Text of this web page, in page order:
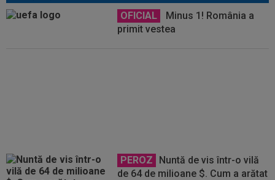
OFICIAL
Minus 1! România a
primit vestea
PEROZ
Nuntă de vis într-o vilă
de 64 de milioane $. Cum a arătat